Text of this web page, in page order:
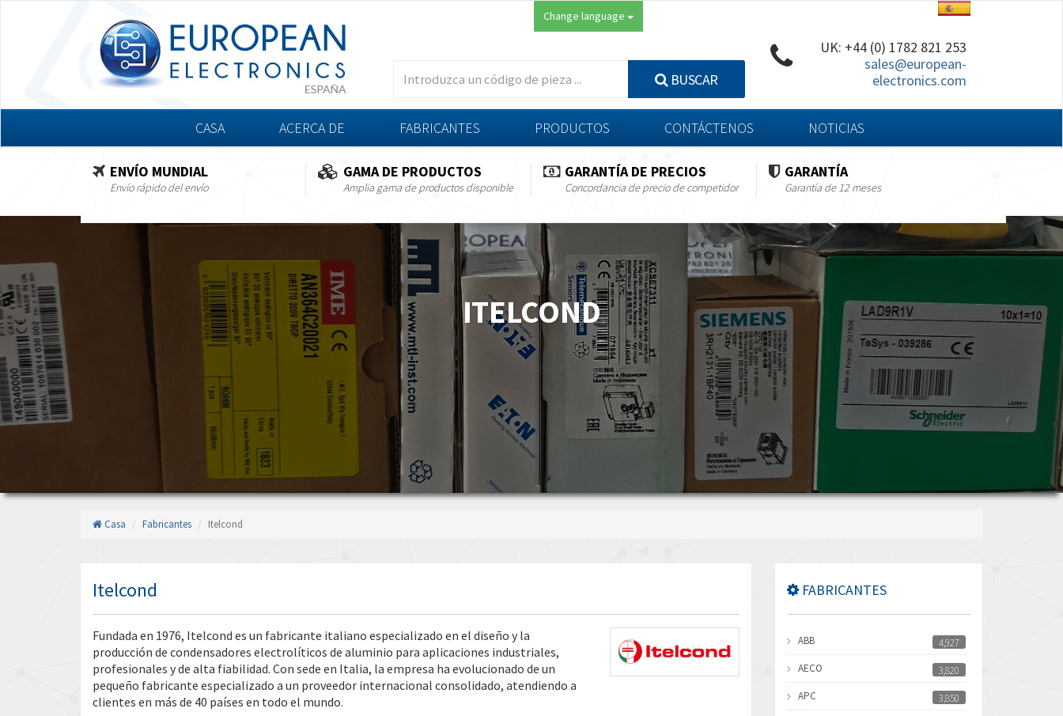
Change language
BUSCAR
UK: +44 (0) 1782 821 253
sales@european-
electronics.com
CASA ACERCA DE FABRICANTES PRODUCTOS CONTÁCTENOS NOTICIAS
ENVÍO MUNDIAL
Envío rápido del envío
GAMA DE PRODUCTOS
Amplia gama de productos disponible
GARANTÍA DE PRECIOS
Concordancia de precio de competidor
GARANTÍA
Garantía de 12 meses
ITELCOND
Casa Fabricantes Itelcond
Itelcond
Fundada en 1976, Itelcond es un fabricante italiano especializado en el diseño y la
producción de condensadores electrolíticos de aluminio para aplicaciones industriales,
profesionales y de alta fiabilidad. Con sede en Italia, la empresa ha evolucionado de un
pequeño fabricante especializado a un proveedor internacional consolidado, atendiendo a
clientes en más de 40 países en todo el mundo.
FABRICANTES
ABB
4,927
AECO
3,820
APC
3,850